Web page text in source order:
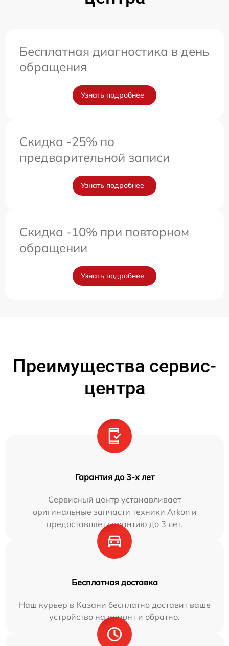
Бесплатная диагностика в день
обращения
Узнать подробнее
Скидка -25% по
предварительной записи
Узнать подробнее
Скидка -10% при повторном
обращении
Узнать подробнее
Преимущества сервис-
центра
Гарантия до 3-х лет
Сервисный центр устанавливает
оригинальные запчасти техники Arkon и
предоставляет гарантию до 3 лет.
Бесплатная доставка
Наш курьер в Казани бесплатно доставит ваше
устройство на ремонт и обратно.